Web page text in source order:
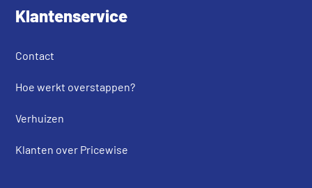
Klantenservice
Contact
Hoe werkt overstappen?
Verhuizen
Klanten over Pricewise